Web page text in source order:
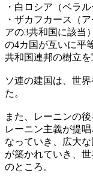
・白ロシア（ベラル
・ザカフカース（
アの3共和国に該当）
の4カ国が互いに平
共和国連邦の樹立を
ソ連の建国は、世
た。
また、レーニンの
レーニン主義が提
なっていき、広大
が築かれていき、
のところ。